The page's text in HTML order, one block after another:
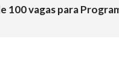
100 vagas para